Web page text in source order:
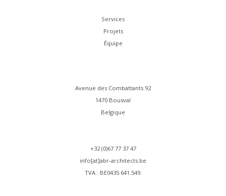
Services
Projets
Équipe
Avenue des Combattants 92
1470 Bousval
Belgique
+32 (0)67 77 37 47
info[at]abr-architects.be
TVA : BE0435.641.549.